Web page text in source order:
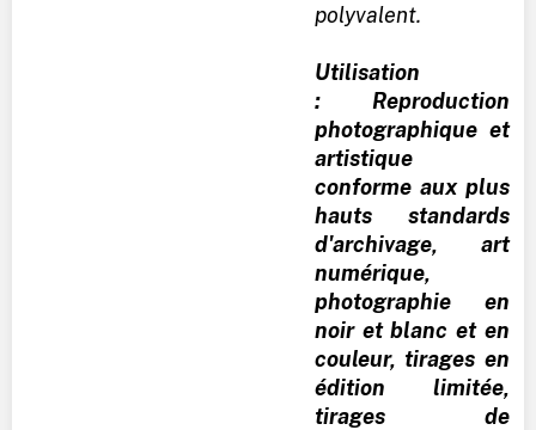
polyvalent.
Utilisation
: Reproduction
photographique et
artistique
conforme aux plus
hauts standards
d'archivage, art
numérique,
photographie en
noir et blanc et en
couleur, tirages en
édition limitée,
tirages de